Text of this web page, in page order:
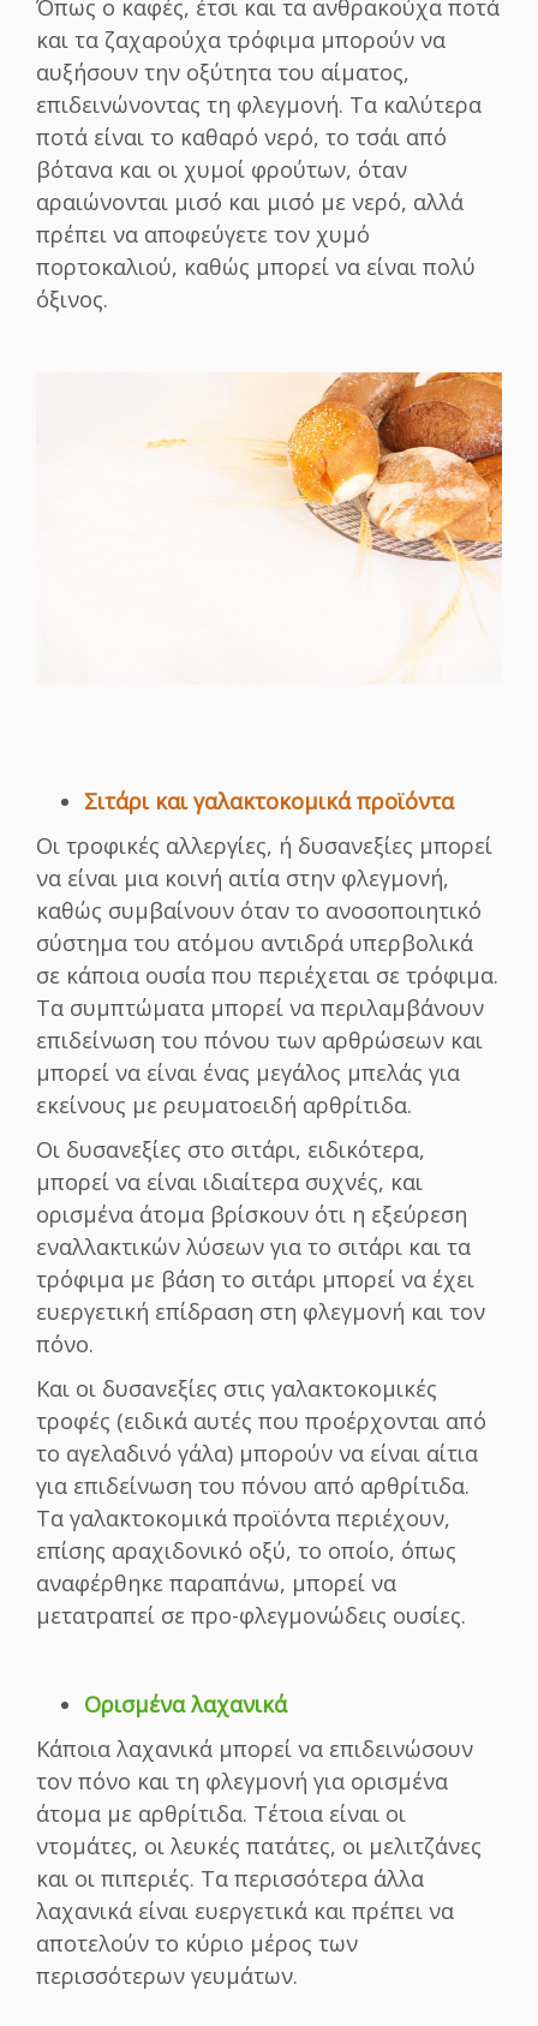
Όπως ο καφές, έτσι και τα ανθρακούχα ποτά
και τα ζαχαρούχα τρόφιμα μπορούν να
αυξήσουν την οξύτητα του αίματος,
επιδεινώνοντας τη φλεγμονή. Τα καλύτερα
ποτά είναι το καθαρό νερό, το τσάι από
βότανα και οι χυμοί φρούτων, όταν
αραιώνονται μισό και μισό με νερό, αλλά
πρέπει να αποφεύγετε τον χυμό
πορτοκαλιού, καθώς μπορεί να είναι πολύ
όξινος.
Σιτάρι και γαλακτοκομικά προϊόντα
Οι τροφικές αλλεργίες, ή δυσανεξίες μπορεί
να είναι μια κοινή αιτία στην φλεγμονή,
καθώς συμβαίνουν όταν το ανοσοποιητικό
σύστημα του ατόμου αντιδρά υπερβολικά
σε κάποια ουσία που περιέχεται σε τρόφιμα.
Τα συμπτώματα μπορεί να περιλαμβάνουν
επιδείνωση του πόνου των αρθρώσεων και
μπορεί να είναι ένας μεγάλος μπελάς για
εκείνους με ρευματοειδή αρθρίτιδα.
Οι δυσανεξίες στο σιτάρι, ειδικότερα,
μπορεί να είναι ιδιαίτερα συχνές, και
ορισμένα άτομα βρίσκουν ότι η εξεύρεση
εναλλακτικών λύσεων για το σιτάρι και τα
τρόφιμα με βάση το σιτάρι μπορεί να έχει
ευεργετική επίδραση στη φλεγμονή και τον
πόνο.
Και οι δυσανεξίες στις γαλακτοκομικές
τροφές (ειδικά αυτές που προέρχονται από
το αγελαδινό γάλα) μπορούν να είναι αίτια
για επιδείνωση του πόνου από αρθρίτιδα.
Τα γαλακτοκομικά προϊόντα περιέχουν,
επίσης αραχιδονικό οξύ, το οποίο, όπως
αναφέρθηκε παραπάνω, μπορεί να
μετατραπεί σε προ-φλεγμονώδεις ουσίες.
Ορισμένα λαχανικά
Κάποια λαχανικά μπορεί να επιδεινώσουν
τον πόνο και τη φλεγμονή για ορισμένα
άτομα με αρθρίτιδα. Τέτοια είναι οι
ντομάτες, οι λευκές πατάτες, οι μελιτζάνες
και οι πιπεριές. Τα περισσότερα άλλα
λαχανικά είναι ευεργετικά και πρέπει να
αποτελούν το κύριο μέρος των
περισσότερων γευμάτων.